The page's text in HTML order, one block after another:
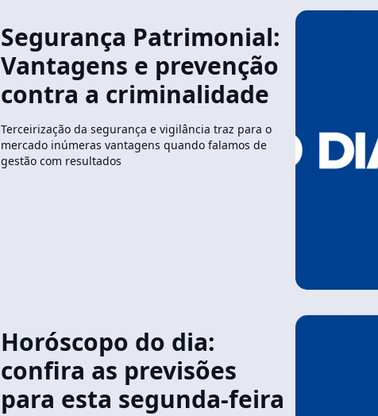
Segurança Patrimonial:
Vantagens e prevenção
contra a criminalidade
Terceirização da segurança e vigilância traz para o
mercado inúmeras vantagens quando falamos de
gestão com resultados
Horóscopo do dia:
confira as previsões
para esta segunda-feira